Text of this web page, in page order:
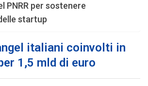
PNRR per sostenere
startup
italiani coinvolti in
1,5 mld di euro